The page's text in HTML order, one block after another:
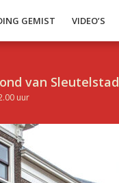
GEMIST VIDEO’S
van Sleutelstad
uur